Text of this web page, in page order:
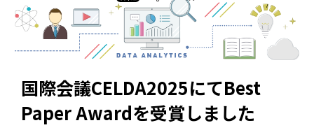
国際会議CELDA2025にてBest
Paper Awardを受賞しました